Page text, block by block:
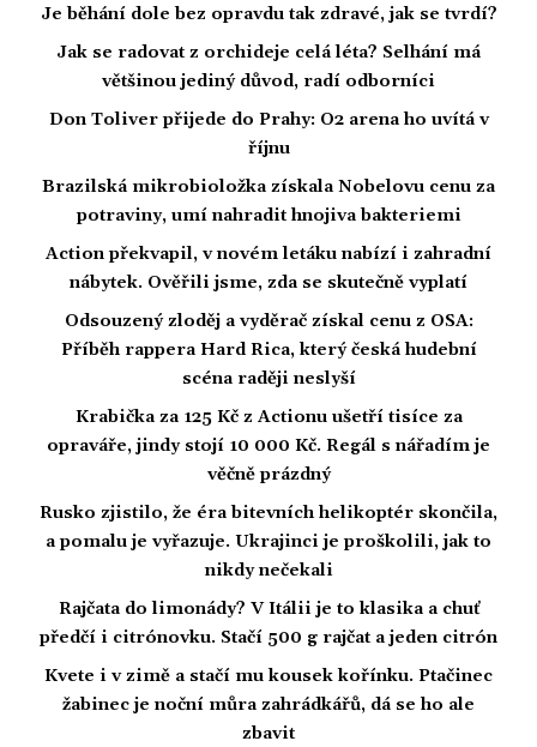
Je běhání dole bez opravdu tak zdravé, jak se tvrdí?
Jak se radovat z orchideje celá léta? Selhání má
většinou jediný důvod, radí odborníci
Don Toliver přijede do Prahy: O2 arena ho uvítá v
říjnu
Brazilská mikrobioložka získala Nobelovu cenu za
potraviny, umí nahradit hnojiva bakteriemi
Action překvapil, v novém letáku nabízí i zahradní
nábytek. Ověřili jsme, zda se skutečně vyplatí
Odsouzený zloděj a vyděrač získal cenu z OSA:
Příběh rappera Hard Rica, který česká hudební
scéna raději neslyší
Krabička za 125 Kč z Actionu ušetří tisíce za
opraváře, jindy stojí 10 000 Kč. Regál s nářadím je
věčně prázdný
Rusko zjistilo, že éra bitevních helikoptér skončila,
a pomalu je vyřazuje. Ukrajinci je proškolili, jak to
nikdy nečekali
Rajčata do limonády? V Itálii je to klasika a chuť
předčí i citrónovku. Stačí 500 g rajčat a jeden citrón
Kvete i v zimě a stačí mu kousek kořínku. Ptačinec
žabinec je noční můra zahrádkářů, dá se ho ale
zbavit